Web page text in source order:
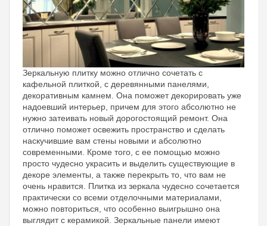
Зеркальную плитку можно отлично сочетать с
кафельной плиткой, с деревянными панелями,
декоративным камнем. Она поможет декорировать уже
надоевший интерьер, причем для этого абсолютно не
нужно затеивать новый дорогостоящий ремонт. Она
отлично поможет освежить пространство и сделать
наскучившие вам стены новыми и абсолютно
современными. Кроме того, с ее помощью можно
просто чудесно украсить и выделить существующие в
декоре элементы, а также перекрыть то, что вам не
очень нравится. Плитка из зеркала чудесно сочетается
практически со всеми отделочными материалами,
можно повториться, что особенно выигрышно она
выглядит с керамикой. Зеркальные панели имеют